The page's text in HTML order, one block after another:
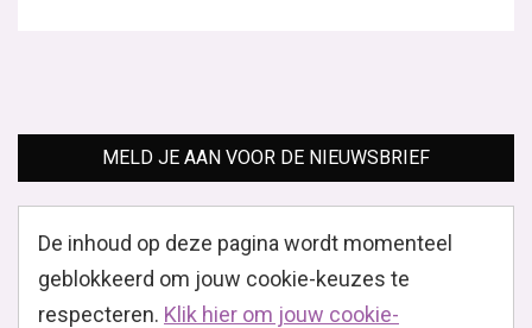
MELD JE AAN VOOR DE NIEUWSBRIEF
De inhoud op deze pagina wordt momenteel
geblokkeerd om jouw cookie-keuzes te
respecteren. Klik hier om jouw cookie-